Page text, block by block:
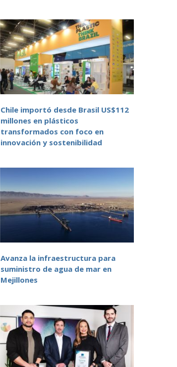
Chile importó desde Brasil US$112
millones en plásticos
transformados con foco en
innovación y sostenibilidad
Avanza la infraestructura para
suministro de agua de mar en
Mejillones